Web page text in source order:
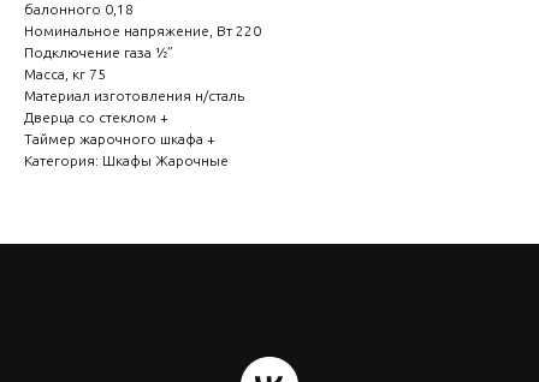
балонного 0,18
Номинальное напряжение, Вт 220
Подключение газа ½”
Масса, кг 75
Материал изготовления н/сталь
Дверца со стеклом +
Таймер жарочного шкафа +
Категория: Шкафы Жарочные